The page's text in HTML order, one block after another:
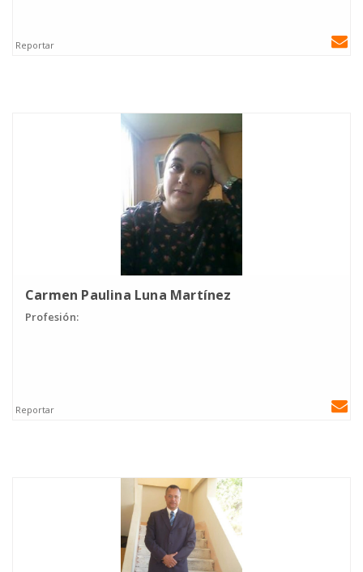
Reportar
Carmen Paulina Luna Martínez
Profesión:
Reportar